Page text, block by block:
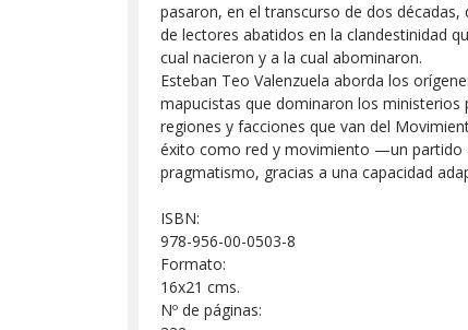
pasaron, en el transcurso de dos
de lectores abatidos en la clandestinidad
cual nacieron y a la cual abominaron.
Esteban Teo Valenzuela aborda los
mapucistas que dominaron los
regiones y facciones que van del
éxito como red y movimiento —un partido
pragmatismo, gracias a una capacidad
ISBN:
978-956-00-0503-8
Formato:
16x21 cms.
Nº de páginas: